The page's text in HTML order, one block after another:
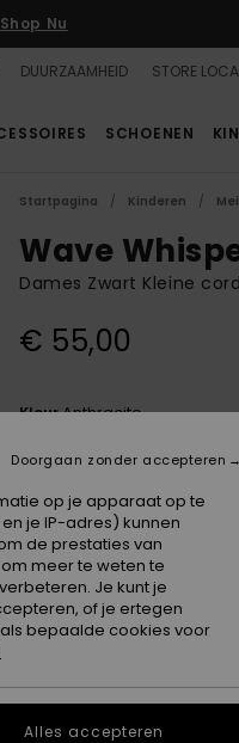
Shop Nu
DUURZAAMHEID STORE
SCHOENEN
Startpagina Kinderen
Wave
Dames Zwart Kleine
€ 55,00
KleurAnthracite
In
op je apparaat op te
je IP-adres) kunnen
de prestaties van
meer te weten te
Je kunt je
of je ertegen
bepaalde cookies voor
Doorgaan zonder accepteren
Alles accepteren